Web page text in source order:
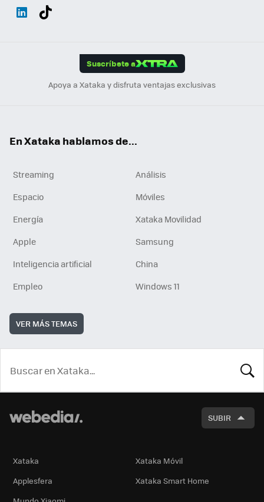
Suscríbete a
Apoya a Xataka y disfruta ventajas exclusivas
En Xataka hablamos de...
Streaming
Análisis
Espacio
Móviles
Energía
Xataka Movilidad
Apple
Samsung
Inteligencia artificial
China
Empleo
Windows 11
VER MÁS TEMAS
SUBIR
Xataka
Xataka Móvil
Applesfera
Xataka Smart Home